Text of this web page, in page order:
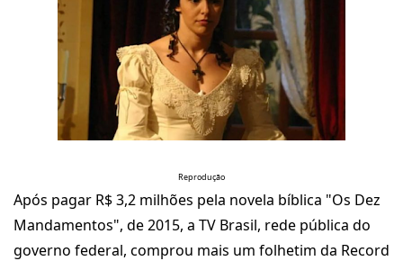
Reprodução
Após pagar R$ 3,2 milhões pela novela bíblica "Os Dez
Mandamentos", de 2015, a TV Brasil, rede pública do
governo federal, comprou mais um folhetim da Record